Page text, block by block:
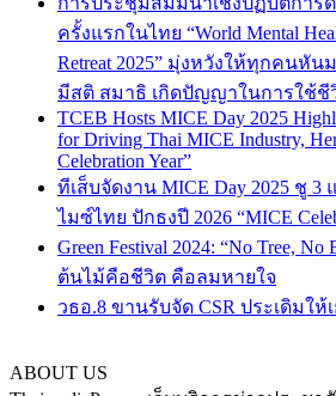
ครั้งแรกในไทย “World Mental
Retreat 2025” มุ่งหวังให้ทุกคนหั
มีสติ สมาธิ เกิดปัญญาในการใช้ชี
TCEB Hosts MICE Day 2025
for Driving Thai MICE Industry,
Celebration Year”
ทีเส็บจัดงาน MICE Day 2025 ชู
ไมซ์ไทย ปักธงปี 2026 “MICE
Green Festival 2024: “No Tree, No
ต้นไม้คือชีวิต คือลมหายใจ
วธอ.8 ขานรับจัด CSR ประเดิมให้
ABOUT US